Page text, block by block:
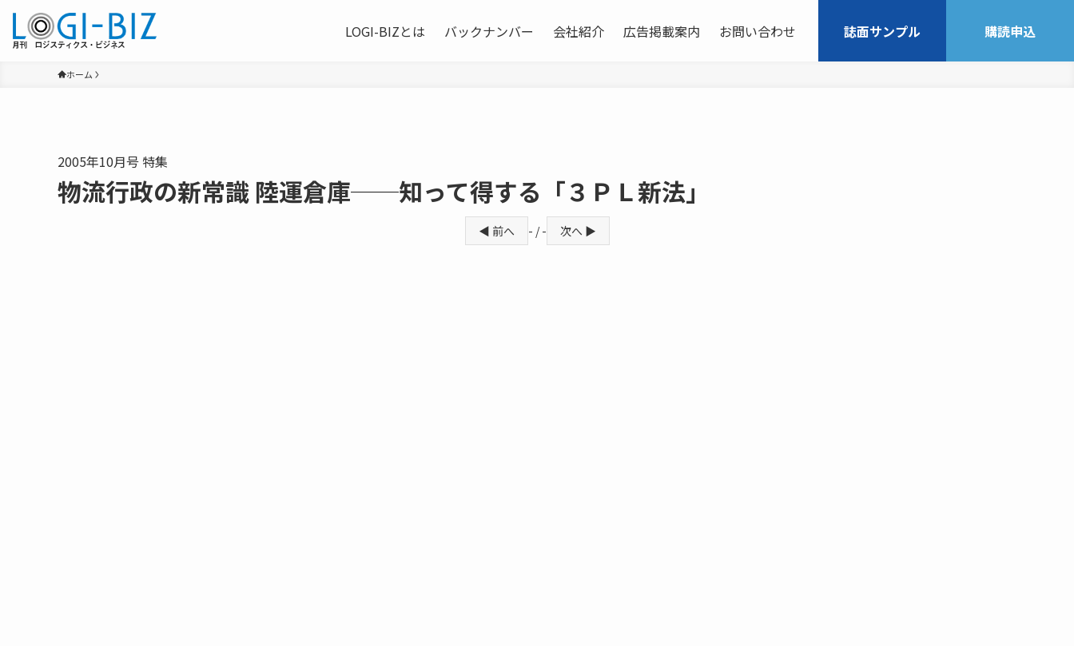
LOGI-BIZとは バックナンバー 会社紹介 広告掲載案内 お問い合わせ 誌面サンプル 購読申込
ホーム
2005年10月号 特集
物流行政の新常識 陸運倉庫──知って得する「３ＰＬ新法」
◀ 前へ - / - 次へ ▶